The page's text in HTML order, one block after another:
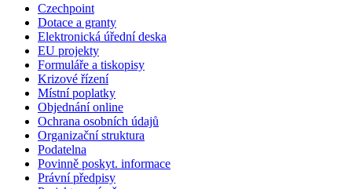
Czechpoint
Dotace a granty
Elektronická úřední deska
EU projekty
Formuláře a tiskopisy
Krizové řízení
Místní poplatky
Objednání online
Ochrana osobních údajů
Organizační struktura
Podatelna
Povinně poskyt. informace
Právní předpisy